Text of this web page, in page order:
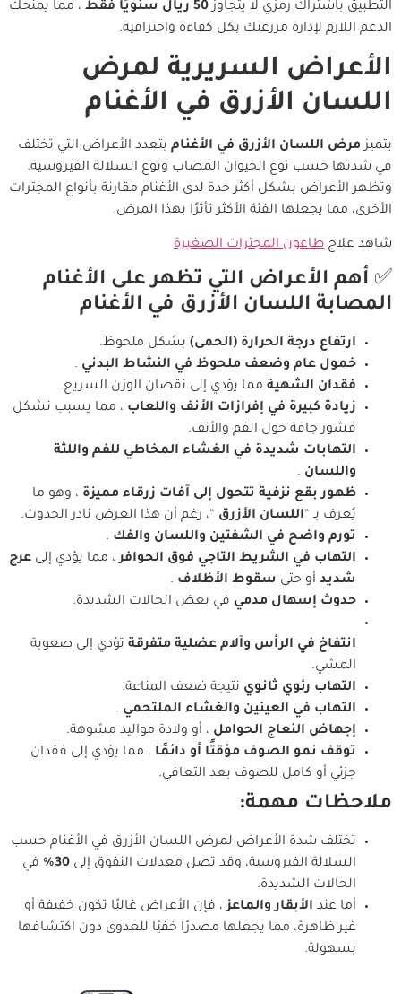
التطبيق باشتراك رمزي لا يتجاوز50 ريال سنويًا فقط
، مما يمنحك
الدعم اللازم لإدارة مزرعتك بكل كفاءة واحترافية.
الأعراض السريرية لمرض
اللسان الأزرق في الأغنام
يتميزمرض اللسان الأزرق في الأغنام بتعدد الأعراض التي تختلف
في شدتها حسب نوع الحيوان المصاب ونوع السلالة الفيروسية.
وتظهر الأعراض بشكل أكثر حدة لدى الأغنام مقارنة بأنواع المجترات
الأخرى، مما يجعلها الفئة الأكثر تأثرًا بهذا المرض.
شاهد علاج طاعون المجترات الصغيرة
✅ أهم الأعراض التي تظهر على الأغنام
المصابة اللسان الأزرق في الأغنام
ارتفاع درجة الحرارة (الحمى) بشكل ملحوظ.
خمول عام وضعف ملحوظ في النشاط البدني .
فقدان الشهية مما يؤدي إلى نقصان الوزن السريع.
زيادة كبيرة في إفرازات الأنف واللعاب ، مما يسبب تشكل
قشور جافة حول الفم والأنف.
التهابات شديدة في الغشاء المخاطي للفم واللثة
واللسان .
ظهور بقع نزفية تتحول إلى آفات زرقاء مميزة ، وهو ما
يُعرف بـ “اللسان الأزرق “، رغم أن هذا العرض نادر الحدوث.
تورم واضح في الشفتين واللسان والفك .
التهاب في الشريط التاجي فوق الحوافر، مما يؤدي إلى عرج
شديد أو حتى سقوط الأظلاف .
حدوث إسهال مدمي في بعض الحالات الشديدة.
انتفاخ في الرأس وآلام عضلية متفرقة تؤدي إلى صعوبة
المشي.
التهاب رئوي ثانوي نتيجة ضعف المناعة.
التهاب في العينين والغشاء الملتحمي .
إجهاض النعاج الحوامل ، أو ولادة مواليد مشوهة.
توقف نمو الصوف مؤقتًا أو دائمًا ، مما يؤدي إلى فقدان
جزئي أو كامل للصوف بعد التعافي.
ملاحظات مهمة:
تختلف شدة الأعراض لمرض اللسان الأزرق في الأغنام حسب
السلالة الفيروسية، وقد تصل معدلات النفوق إلى 30%
في
الحالات الشديدة.
أما عند الأبقار والماعز، فإن الأعراض غالبًا تكون خفيفة أو
غير ظاهرة، مما يجعلها مصدرًا خفيًا للعدوى دون اكتشافها
بسهولة.